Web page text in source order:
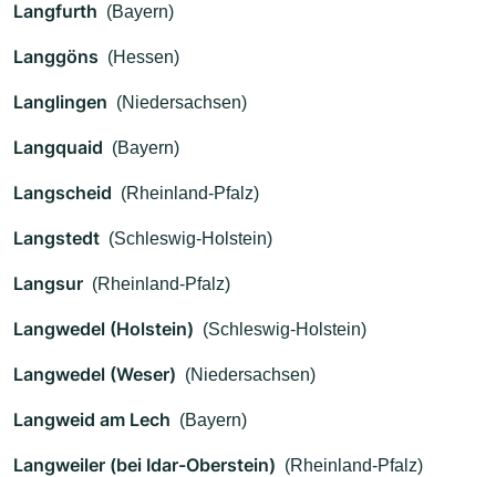
Langfurth (Bayern)
Langgöns (Hessen)
Langlingen (Niedersachsen)
Langquaid (Bayern)
Langscheid (Rheinland-Pfalz)
Langstedt (Schleswig-Holstein)
Langsur (Rheinland-Pfalz)
Langwedel (Holstein) (Schleswig-Holstein)
Langwedel (Weser) (Niedersachsen)
Langweid am Lech (Bayern)
Langweiler (bei Idar-Oberstein) (Rheinland-Pfalz)